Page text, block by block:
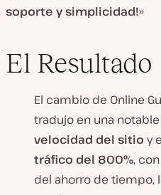
soporte y simplicidad!»
El Resultado
El cambio de Online
tradujo en una notable
velocidad del sitio y
tráfico del 800%,
del ahorro de tiempo,